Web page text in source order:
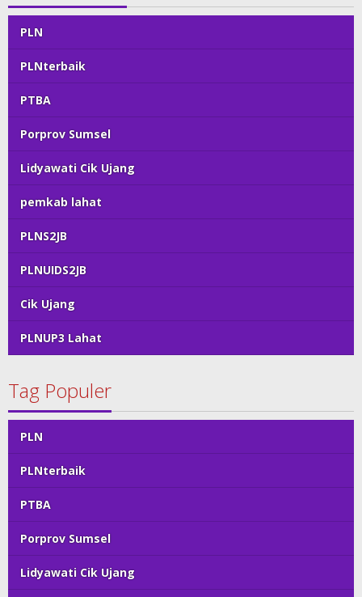
PLN
PLNterbaik
PTBA
Porprov Sumsel
Lidyawati Cik Ujang
pemkab lahat
PLNS2JB
PLNUIDS2JB
Cik Ujang
PLNUP3 Lahat
Tag Populer
PLN
PLNterbaik
PTBA
Porprov Sumsel
Lidyawati Cik Ujang